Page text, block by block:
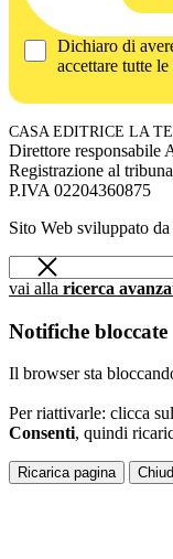
Dichiaro di
accettare tutte
CASA EDITRICE LA
Direttore responsabile
Registrazione al
P.IVA 02204360875
Sito Web sviluppato da
vai alla ricerca
Notifiche bloccate
Il browser sta
Per riattivarle: clicca
Consenti, quindi
Ricarica pagina